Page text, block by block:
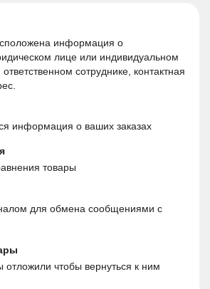
информация о
лице или индивидуальном
сотруднике, контактная
информация о ваших заказах
товары
для обмена сообщениями с
отложили чтобы вернуться к ним